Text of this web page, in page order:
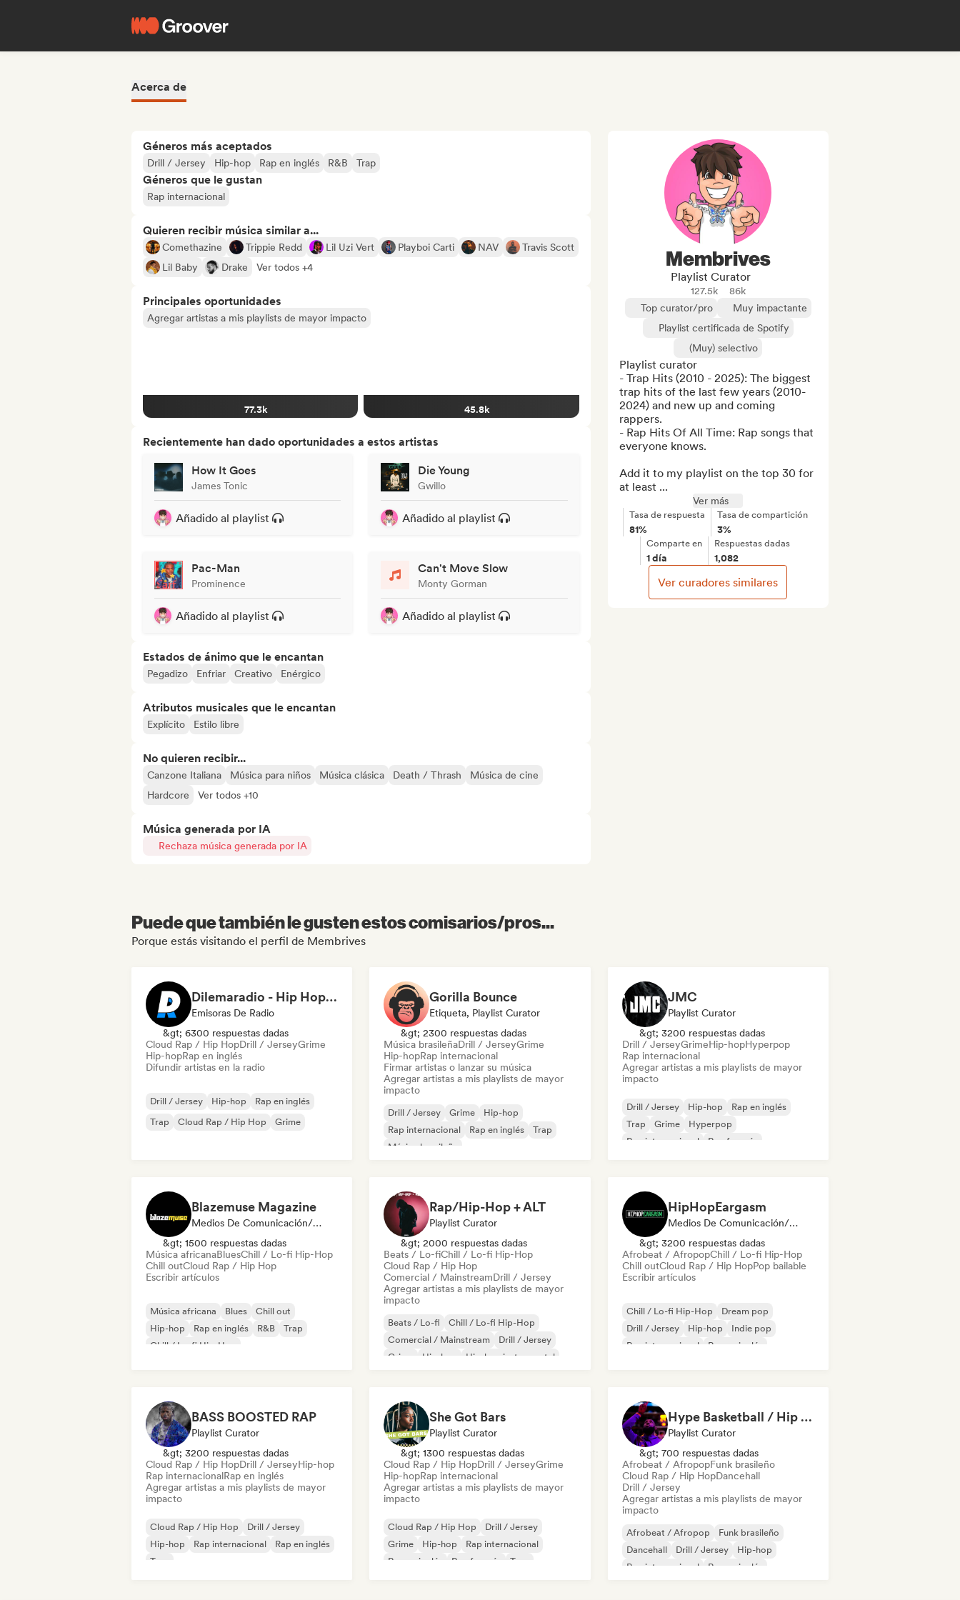
Acerca de
Géneros más aceptados
Drill / Jersey Hip-hop Rap en inglés R&B Trap
Géneros que le gustan
Rap internacional
Quieren recibir música similar a...
Comethazine Trippie Redd Lil Uzi Vert Playboi Carti NAV
Travis Scott
Lil Baby
Drake Ver todos +4
Principales oportunidades
Agregar artistas a mis playlists de mayor impacto
77.3k 45.8k
Recientemente han dado oportunidades a estos artistas
How It Goes
James Tonic
Añadido al playlist
Die Young
Gwillo
Añadido al playlist
Pac-Man
Prominence
Añadido al playlist
Can't Move Slow
Monty Gorman
Añadido al playlist
Estados de ánimo que le encantan
Pegadizo Enfriar Creativo Enérgico
Atributos musicales que le encantan
Explícito Estilo libre
No quieren recibir...
Canzone Italiana Música para niños Música clásica Death / Thrash
Música de cine
Hardcore
Ver todos +10
Música generada por IA
Rechaza música generada por IA
Membrives
Playlist Curator
127.5k
86k
Top curator/pro
Muy impactante
Playlist certificada de Spotify
(Muy) selectivo
Playlist curator
- Trap Hits (2010 - 2025): The biggest
trap hits of the last few years (2010-
2024) and new up and coming
rappers.
- Rap Hits Of All Time: Rap songs that
everyone knows.
Add it to my playlist on the top 30 for
at least ...
Ver más
Tasa de respuesta
81%
Tasa de compartición
3%
Comparte en
1 día
Respuestas dadas
1,082
Ver curadores similares
Puede que también le gusten estos comisarios/pros...
Porque estás visitando el perfil de Membrives
Dilemaradio - Hip Hop Music
Emisoras De Radio
&gt; 6300 respuestas dadas
Cloud Rap / Hip HopDrill / JerseyGrime
Hip-hopRap en inglés
Difundir artistas en la radio
Drill / Jersey Hip-hop
Rap en inglés
Trap
Cloud Rap / Hip Hop Grime
Gorilla Bounce
Etiqueta, Playlist Curator
&gt; 2300 respuestas dadas
Música brasileñaDrill / JerseyGrime
Hip-hopRap internacional
Firmar artistas o lanzar su música
Agregar artistas a mis playlists de mayor
impacto
Drill / Jersey Grime
Hip-hop
Rap internacional
Rap en inglés
Trap
Música brasileña
JMC
Playlist Curator
&gt; 3200 respuestas dadas
Drill / JerseyGrimeHip-hopHyperpop
Rap internacional
Agregar artistas a mis playlists de mayor
impacto
Drill / Jersey Hip-hop
Rap en inglés
Trap
Grime
Hyperpop
Rap internacional
Rap francés
Blazemuse Magazine
Medios De Comunicación/Periodista
&gt; 1500 respuestas dadas
Música africanaBluesChill / Lo-fi Hip-Hop
Chill outCloud Rap / Hip Hop
Escribir artículos
Música africana Blues
Chill out
Hip-hop
Rap en inglés R&B
Trap
Chill / Lo-fi Hip-Hop
Rap/Hip-Hop + ALT
Playlist Curator
&gt; 2000 respuestas dadas
Beats / Lo-fiChill / Lo-fi Hip-Hop
Cloud Rap / Hip Hop
Comercial / MainstreamDrill / Jersey
Agregar artistas a mis playlists de mayor
impacto
Beats / Lo-fi
Chill / Lo-fi Hip-Hop
Comercial / Mainstream
Drill / Jersey
Grime
Hip-hop
Hip-hop instrumental
HipHopEargasm
Medios De Comunicación/Periodista
&gt; 3200 respuestas dadas
Afrobeat / AfropopChill / Lo-fi Hip-Hop
Chill outCloud Rap / Hip HopPop bailable
Escribir artículos
Chill / Lo-fi Hip-Hop
Dream pop
Drill / Jersey
Hip-hop
Indie pop
Rap internacional
Rap en inglés
BASS BOOSTED RAP
Playlist Curator
&gt; 3200 respuestas dadas
Cloud Rap / Hip HopDrill / JerseyHip-hop
Rap internacionalRap en inglés
Agregar artistas a mis playlists de mayor
impacto
Cloud Rap / Hip Hop
Drill / Jersey
Hip-hop
Rap internacional
Rap en inglés
Trap
She Got Bars
Playlist Curator
&gt; 1300 respuestas dadas
Cloud Rap / Hip HopDrill / JerseyGrime
Hip-hopRap internacional
Agregar artistas a mis playlists de mayor
impacto
Cloud Rap / Hip Hop
Drill / Jersey
Grime
Hip-hop
Rap internacional
Rap en inglés
Rap francés Trap
Hype Basketball / Hip Hop, R&B, Afro
Playlist Curator
&gt; 700 respuestas dadas
Afrobeat / AfropopFunk brasileño
Cloud Rap / Hip HopDancehall
Drill / Jersey
Agregar artistas a mis playlists de mayor
impacto
Afrobeat / Afropop
Funk brasileño
Dancehall
Drill / Jersey
Hip-hop
Rap internacional
Rap en inglés